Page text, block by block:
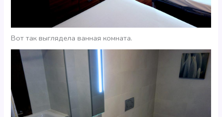
Вот так выглядела ванная комната.